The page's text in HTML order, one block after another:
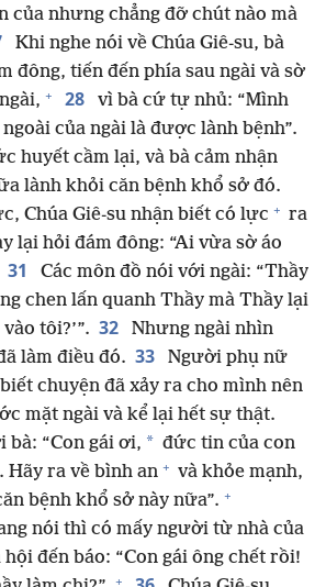
của nhưng chẳng đỡ chút nào mà
Khi nghe nói về Chúa Giê-su, bà
đông, tiến đến phía sau ngài và sờ
+ 28
vì bà cứ tự nhủ: “Mình
của ngài là được lành bệnh”.
huyết cầm lại, và bà cảm nhận
lành khỏi căn bệnh khổ sở đó.
Chúa Giê-su nhận biết có lực + ra
lại hỏi đám đông: “Ai vừa sờ áo
31
Các môn đồ nói với ngài: “Thầy
chen lấn quanh Thầy mà Thầy lại
tôi?’”. 32
Nhưng ngài nhìn
làm điều đó. 33
Người phụ nữ
chuyện đã xảy ra cho mình nên
mặt ngài và kể lại hết sự thật.
bà: “Con gái ơi, * đức tin của con
Hãy ra về bình an + và khỏe mạnh,
bệnh khổ sở này nữa”. +
nói thì có mấy người từ nhà của
đến báo: “Con gái ông chết rồi!
+